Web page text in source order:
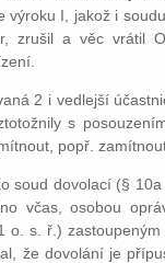
výroku I, jakož i
zrušil a věc vrátil
2 i vedlejší
s
popř.
soud dovolací (§
včas, osobou
o. s. ř.) zastoupeným
že dovolání je